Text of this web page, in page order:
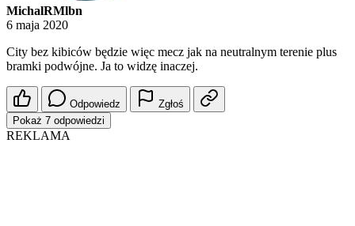
MichalRMlbn
6 maja 2020
City bez kibiców będzie więc mecz jak na neutralnym terenie plus
bramki podwójne. Ja to widzę inaczej.
Odpowiedz
Zgłoś
Pokaż 7 odpowiedzi
REKLAMA